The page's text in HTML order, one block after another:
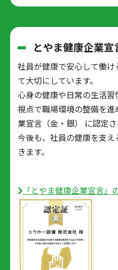
とやま健康企業宣
社員が健康で安心して働
て大切にしています。
心身の健康や日常の生活
視点で職場環境の整備を進
業宣言（金・銀） に認定さ
今後も、社員の健康を支
きます。
「とやま健康企業宣言」